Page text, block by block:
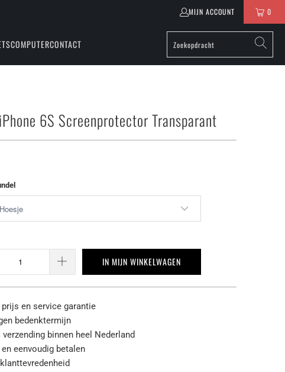
MIJN ACCOUNT 0
COMPUTERCONTACT
6S Screenprotector Transparant
IN MIJN WINKELWAGEN
prijs en service garantie
bedenktermijn
verzending binnen heel Nederland
eenvoudig betalen